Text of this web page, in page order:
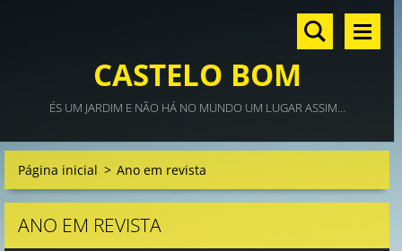
CASTELO BOM
ÉS UM JARDIM E NÃO HÁ NO MUNDO UM LUGAR ASSIM...
Página inicial > Ano em revista
ANO EM REVISTA